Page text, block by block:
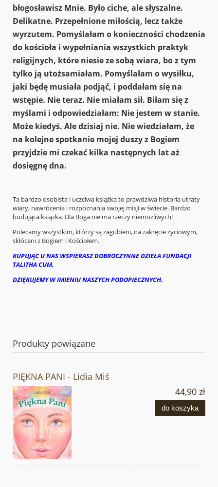
błogosławisz Mnie. Było ciche, ale słyszalne.
Delikatne. Przepełnione miłością, lecz także
wyrzutem. Pomyślałam o konieczności chodzenia
do kościoła i wypełniania wszystkich praktyk
religijnych, które niesie ze sobą wiara, bo z tym
tylko ją utożsamiałam. Pomyślałam o wysiłku,
jaki będę musiała podjąć, i poddałam się na
wstępie. Nie teraz. Nie miałam sił. Biłam się z
myślami i odpowiedziałam: Nie jestem w stanie.
Może kiedyś. Ale dzisiaj nie. Nie wiedziałam, że
na kolejne spotkanie mojej duszy z Bogiem
przyjdzie mi czekać kilka następnych lat aż
dosięgnę dna.
Ta bardzo osobista i uczciwa książka to prawdziwa historia utraty
wiary, nawrócenia i rozpoznania swojej misji w świecie. Bardzo
budująca książka. Dla Boga nie ma rzeczy niemożliwych!
Polecamy wszystkim, którzy są zagubieni, na zakręcie życiowym,
skłóceni z Bogiem i Kościołem.
KUPUJĄC U NAS WSPIERASZ DOBROCZYNNE DZIEŁA FUNDACJI
TALITHA CUM.
DZIĘKUJEMY W IMIENIU NASZYCH PODOPIECZNYCH.
Produkty powiązane
PIĘKNA PANI - Lidia Miś
44,90 zł
do koszyka